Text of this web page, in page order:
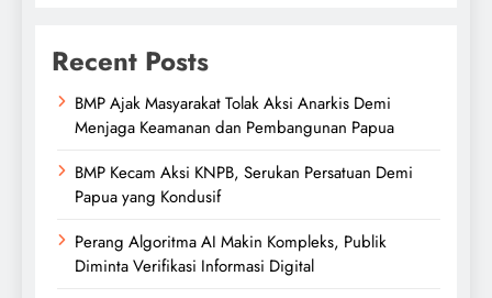
Recent Posts
BMP Ajak Masyarakat Tolak Aksi Anarkis Demi
Menjaga Keamanan dan Pembangunan Papua
BMP Kecam Aksi KNPB, Serukan Persatuan Demi
Papua yang Kondusif
Perang Algoritma AI Makin Kompleks, Publik
Diminta Verifikasi Informasi Digital